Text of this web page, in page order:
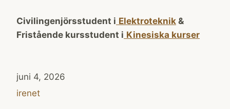
Civilingenjörsstudent i Elektroteknik &
Fristående kursstudent i Kinesiska kurser
juni 4, 2026
irenet